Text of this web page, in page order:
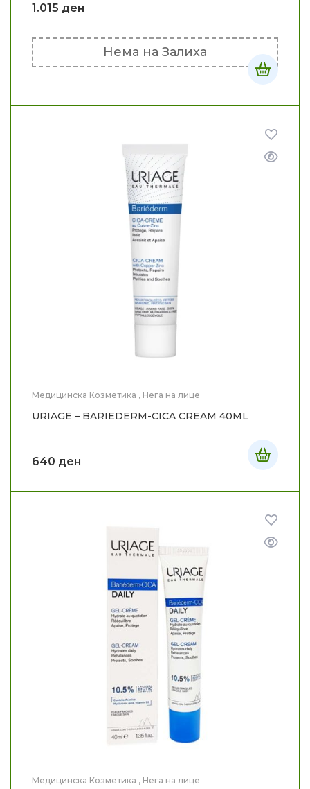
1.015 ден
Нема на Залиха
Медицинска Козметика , Нега на лице
URIAGE – BARIEDERM-CICA CREAM 40ML
640 ден
Медицинска Козметика , Нега на лице